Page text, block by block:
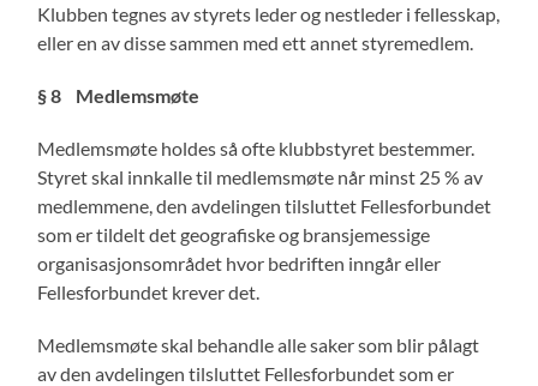
Klubben tegnes av styrets leder og nestleder i fellesskap,
eller en av disse sammen med ett annet styremedlem.
§ 8 Medlemsmøte
Medlemsmøte holdes så ofte klubbstyret bestemmer.
Styret skal innkalle til medlemsmøte når minst 25 % av
medlemmene, den avdelingen tilsluttet Fellesforbundet
som er tildelt det geografiske og bransjemessige
organisasjonsområdet hvor bedriften inngår eller
Fellesforbundet krever det.
Medlemsmøte skal behandle alle saker som blir pålagt
av den avdelingen tilsluttet Fellesforbundet som er